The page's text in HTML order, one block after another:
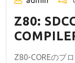
Z80:
Z80-COREのプ